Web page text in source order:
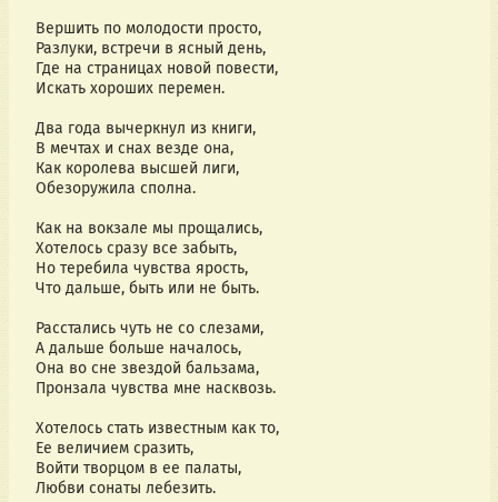
Вершить по молодости просто,
Разлуки, встречи в ясный день,
Где на страницах новой повести,
Искать хороших перемен.
Два года вычеркнул из книги,
В мечтах и снах везде она,
Как королева высшей лиги,
Обезоружила сполна.
Как на вокзале мы прощались,
Хотелось сразу все забыть,
Но теребила чувства ярость,
Что дальше, быть или не быть.
Расстались чуть не со слезами,
А дальше больше началось,
Она во сне звездой бальзама,
Пронзала чувства мне насквозь.
Хотелось стать известным как то,
Ее величием сразить,
Войти творцом в ее палаты,
Любви сонаты лебезить.